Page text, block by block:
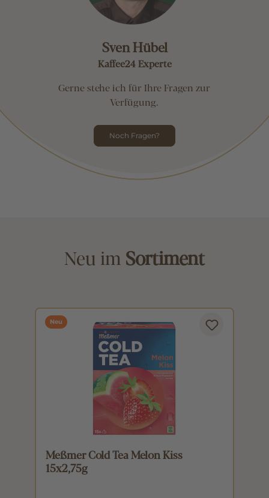
Sven Hübel
Kaffee24 Experte
Gerne stehe ich für Ihre Fragen zur
Verfügung.
Noch Fragen?
Neu im Sortiment
Neu
Meßmer Cold Tea Melon Kiss
15x2,75g